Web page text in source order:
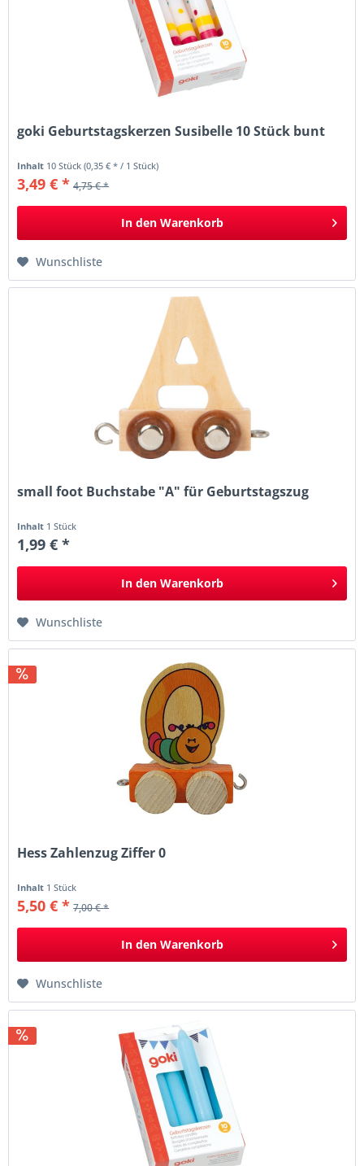
goki Geburtstagskerzen Susibelle 10 Stück bunt
Inhalt 10 Stück(0,35 € * / 1 Stück)
3,49 € * 4,75 € *
In den Warenkorb
Wunschliste
small foot Buchstabe "A" für Geburtstagszug
Inhalt 1 Stück
1,99 € *
In den Warenkorb
Wunschliste
Hess Zahlenzug Ziffer 0
Inhalt 1 Stück
5,50 € * 7,00 € *
In den Warenkorb
Wunschliste